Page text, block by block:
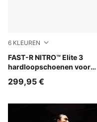
6 KLEUREN
FAST-R NITRO™ Elite 3
hardloopschoenen voor
PUMA Black-Ultra Red
299,95 €